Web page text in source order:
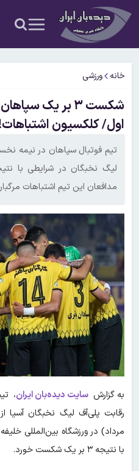
خانه ورزشی
شکست ۳ بر یک
اول/ کلکسیون
تیم فوتبال سپاهان در نیمه
مدافعان این تیم اشتباهات
به گزارش سایت دیده‌بان ایران،
مرداد) در ورزشگاه بین‌المللی
با نتیجه ۳ بر یک شکست خورد.